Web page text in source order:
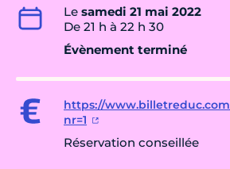
Le samedi 21 mai 2022
De 21 h à 22 h 30
Évènement terminé
https://
nr=1
Réservation conseillée